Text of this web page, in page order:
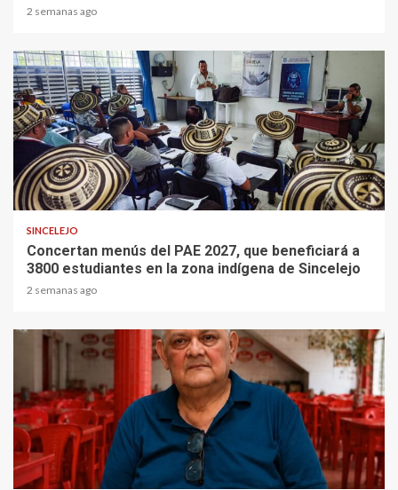
2 semanas ago
1 min read
SINCELEJO
Concertan menús del PAE 2027, que beneficiará a
3800 estudiantes en la zona indígena de Sincelejo
2 semanas ago
1 min read